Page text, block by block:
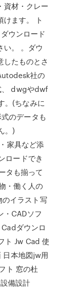
資材・クレー
けます。 ト
ウンロード
い。 。ダウ
したものとさ
社の
、 dwgやdwf
。(ちなみに
のデータも
。)
家具など添
ロードでき
タも揃って
・働く人の
イラスト写
・CADソフ
ダウンロ
ト Jw Cad 使
日本地図jw用
ト 窓の杜
備設計